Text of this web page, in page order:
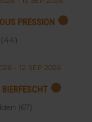
PRESSION
(44)
- 12 SEP 2026
BIERFESCHT
(67)